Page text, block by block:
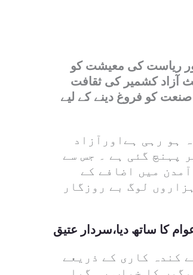
ریاست کی معیشت کو
آزاد کشمیر کی ثقافت
کو فروغ دینے کے لیے
ہو رہی ہےاورآزاد
پہنچ گئی ہے ۔ جس سے
میں اضافے کے
لوگ بے روزگار
کا ساتھ دیا،سردار عتیق
کندہ کاری کے ذریعے